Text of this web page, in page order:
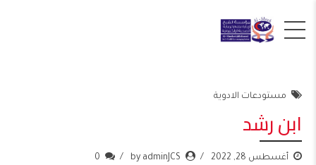
مستودعات الادوية
ابن رشد
أغسطس 28, 2022 by adminJCS
0